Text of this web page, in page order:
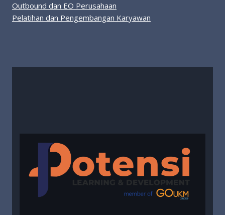
Outbound dan EO Perusahaan
Pelatihan dan Pengembangan Karyawan